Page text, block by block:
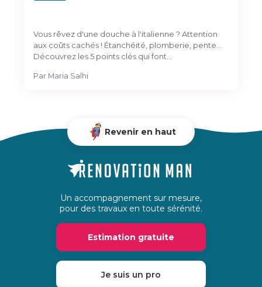
Vous rêvez d'une douche à l'italienne ? Attention
aux coûts cachés ! Étanchéité, plomberie, pente...
Découvrez les 5 points clés qui font…
Par Maria Salhi
Revenir en haut
Un accompagnement sur mesure,
pour des travaux en toute sérénité.
Estimation gratuite
Je suis un pro